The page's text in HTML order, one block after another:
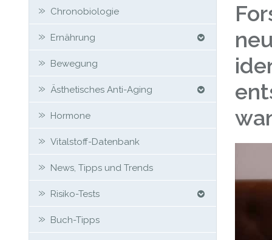
Chronobiologie
Ernährung
Bewegung
Ästhetisches Anti-Aging
Hormone
Vitalstoff-Datenbank
News, Tipps und Trends
Risiko-Tests
Buch-Tipps